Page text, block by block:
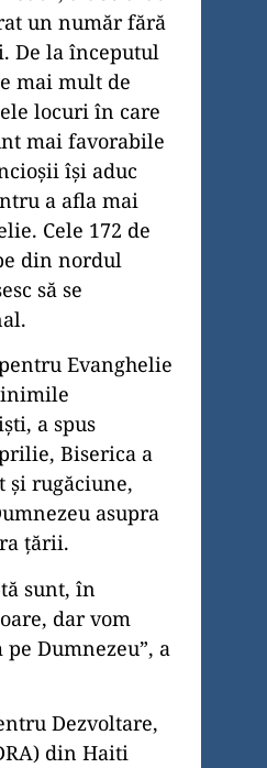
un număr fără
De la începutul
mai mult de
locuri în care
mai favorabile
își aduc
a afla mai
Cele 172 de
din nordul
să se
Evanghelie
inimile
a spus
Biserica a
și rugăciune,
asupra
țării.
sunt, în
dar vom
Dumnezeu”, a
Dezvoltare,
din Haiti